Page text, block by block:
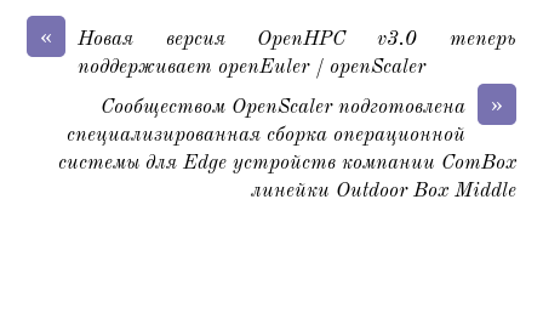
«
Новая версия OpenHPC v3.0 теперь
поддерживает openEuler / openScaler
»
Сообществом OpenScaler подготовлена
специализированная сборка операционной
системы для Edge устройств компании ComBox
линейки Outdoor Box Middle